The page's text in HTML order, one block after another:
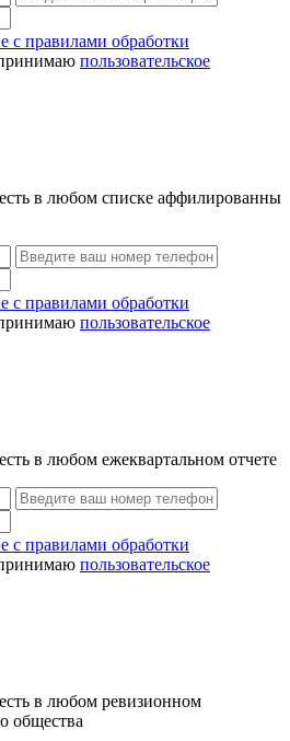
с правилами обработки
пользовательское
в любом списке аффилированны
с правилами обработки
пользовательское
в любом ежеквартальном отчете
с правилами обработки
пользовательское
в любом ревизионном
общества